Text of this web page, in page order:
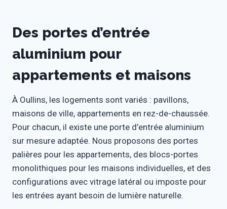
Des portes d’entrée
aluminium pour
appartements et maisons
À Oullins, les logements sont variés : pavillons,
maisons de ville, appartements en rez-de-chaussée.
Pour chacun, il existe une porte d’entrée aluminium
sur mesure adaptée. Nous proposons des portes
palières pour les appartements, des blocs-portes
monolithiques pour les maisons individuelles, et des
configurations avec vitrage latéral ou imposte pour
les entrées ayant besoin de lumière naturelle.